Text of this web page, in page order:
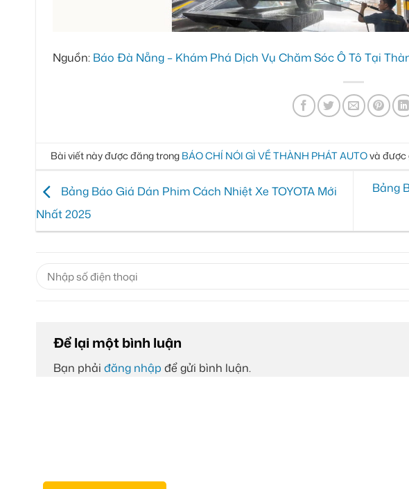
Nguồn: Báo Đà Nẵng – Khám Phá Dịch Vụ Chăm Sóc Ô Tô Tại
Bài viết này được đăng trong BÁO CHÍ NÓI GÌ VỀ THÀNH PHÁT AUTOvà được
Bảng Báo Giá Dán Phim Cách Nhiệt Xe TOYOTA Mới
Nhất 2025
Bảng
Để lại một bình luận
Bạn phải đăng nhập để gửi bình luận.